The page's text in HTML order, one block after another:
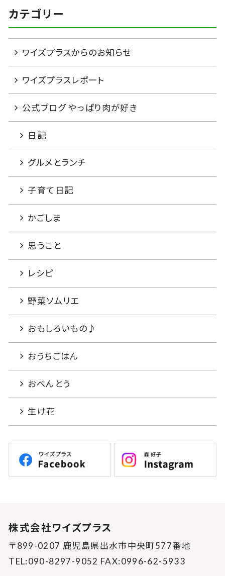
カテゴリー
ワイズプラスからのお知らせ
ワイズプラスレポート
公式ブログ やっぱり肉が好き
日記
グルメとランチ
子育て日記
かごしま
思うこと
レシピ
野菜ソムリエ
おもしろいもの♪
おうちごはん
おべんとう
生け花
株式会社ワイズプラス
〒899-0207 鹿児島県出水市中央町577番地
TEL:090-8297-9052 FAX:0996-62-5933